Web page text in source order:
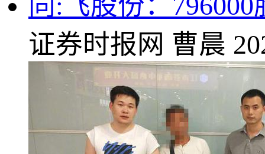
证券时报网 曹晨